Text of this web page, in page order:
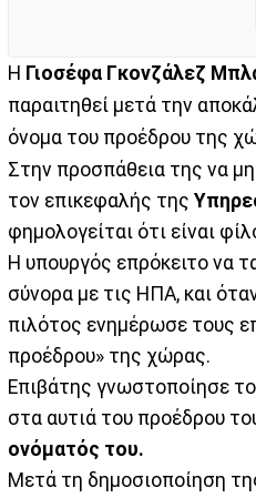
Η Γιοσέφα Γκονζάλεζ
παραιτηθεί μετά την
όνομα του προέδρου της
Στην προσπάθεια της να
τον επικεφαλής της
φημολογείται ότι είναι
Η υπουργός επρόκειτο να
σύνορα με τις ΗΠΑ, και
πιλότος ενημέρωσε τους
προέδρου» της χώρας.
Επιβάτης γνωστοποίησε
στα αυτιά του προέδρου
ονόματός του.
Μετά τη δημοσιοποίηση